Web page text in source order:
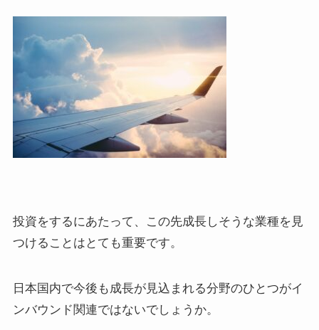
投資をするにあたって、この先成長しそうな業種を見
つけることはとても重要です。
日本国内で今後も成長が見込まれる分野のひとつがイ
ンバウンド関連ではないでしょうか。